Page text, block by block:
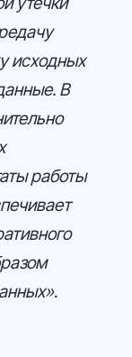
исходных
В
работы
.